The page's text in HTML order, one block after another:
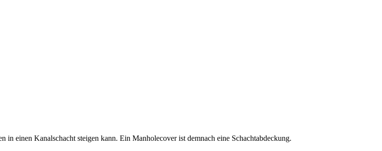
einen Kanalschacht steigen kann. Ein Manholecover ist demnach eine Schachtabdeckung.